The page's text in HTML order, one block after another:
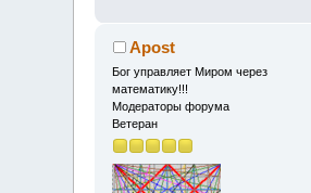
Apost
Бог управляет Миром через
математику!!!
Модераторы форума
Ветеран